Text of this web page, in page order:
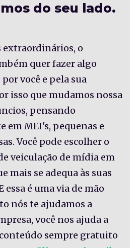
do seu lado.
extraordinários, o
quer fazer algo
você e pela sua
isso que mudamos nossa
pensando
em MEI's, pequenas e
Você pode escolher o
veiculação de mídia em
mais se adequa às suas
essa é uma via de mão
nós te ajudamos a
você nos ajuda a
sempre gratuito